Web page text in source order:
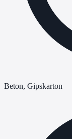
Beton, Gipskarton